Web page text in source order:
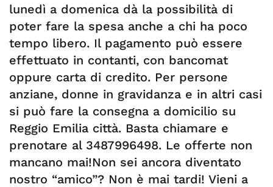
lunedì a domenica dà la possibilità di
poter fare la spesa anche a chi ha poco
tempo libero. Il pagamento può essere
effettuato in contanti, con bancomat
oppure carta di credito. Per persone
anziane, donne in gravidanza e in altri casi
si può fare la consegna a domicilio su
Reggio Emilia città. Basta chiamare e
prenotare al 3487996498. Le offerte non
mancano mai!Non sei ancora diventato
nostro “amico”? Non è mai tardi! Vieni a